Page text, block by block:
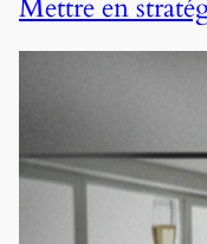
Mettre en